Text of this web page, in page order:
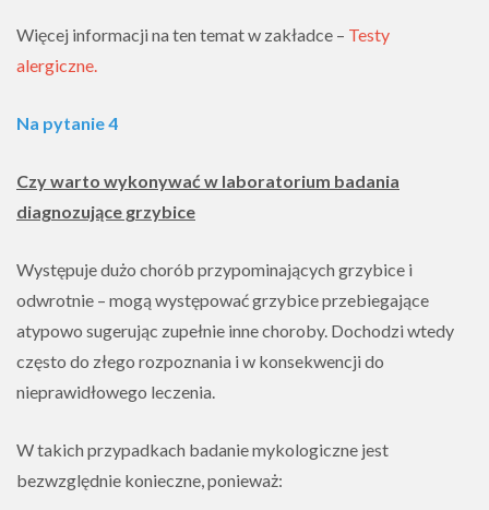
Więcej informacji na ten temat w zakładce – Testy
alergiczne.
Na pytanie 4
Czy warto wykonywać w laboratorium badania
diagnozujące grzybice
Występuje dużo chorób przypominających grzybice i
odwrotnie – mogą występować grzybice przebiegające
atypowo sugerując zupełnie inne choroby. Dochodzi wtedy
często do złego rozpoznania i w konsekwencji do
nieprawidłowego leczenia.
W takich przypadkach badanie mykologiczne jest
bezwzględnie konieczne, ponieważ: